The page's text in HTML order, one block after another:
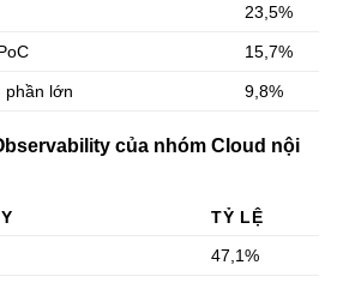
23,5%
15,7%
phần lớn 9,8%
của nhóm Cloud nội
TỶ LỆ
47,1%